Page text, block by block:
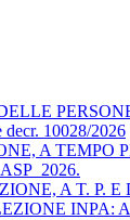
10028/2026
A
A T. P.
INPA: